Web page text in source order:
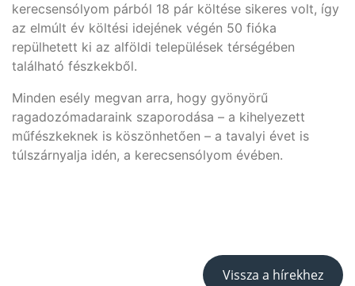
kerecsensólyom párból 18 pár költése sikeres volt, így
az elmúlt év költési idejének végén 50 fióka
repülhetett ki az alföldi települések térségében
található fészkekből.
Minden esély megvan arra, hogy gyönyörű
ragadozómadaraink szaporodása – a kihelyezett
műfészkeknek is köszönhetően – a tavalyi évet is
túlszárnyalja idén, a kerecsensólyom évében.
Vissza a hírekhez